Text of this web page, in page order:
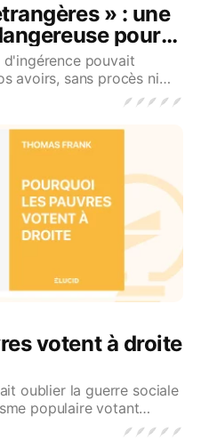
» : une
pour
pouvait
avoirs, sans procès ni
🪶 🪶 🪶 🪶 🪶
votent à droite
oublier la guerre sociale
populaire votant
🪶 🪶 🪶 🪶 🪶